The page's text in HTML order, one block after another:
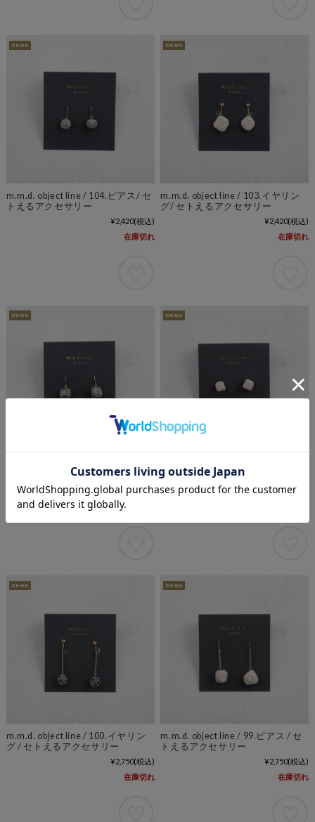
m.m.d. object line / 104.ピアス/ セ
トえるアクセサリー
¥2,420(税込)
在庫切れ
m.m.d. object line / 103.イヤリン
グ/ セトえるアクセサリー
¥2,420(税込)
在庫切れ
m.m.d. object line / 102.ピアス/ セ
トえるアクセサリー
¥2,420(税込)
在庫切れ
m.m.d. object line / 101.ピアス / セ
トえるアクセサリー
¥2,200(税込)
m.m.d. object line / 100.イヤリン
グ / セトえるアクセサリー
¥2,750(税込)
在庫切れ
m.m.d. object line / 99.ピアス / セ
トえるアクセサリー
¥2,750(税込)
在庫切れ